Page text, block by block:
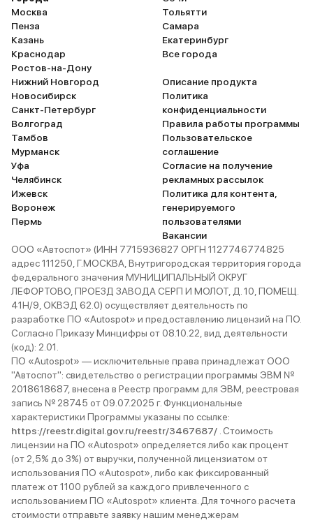
Москва
Пенза
Казань
Краснодар
Ростов-на-Дону
Нижний Новгород
Новосибирск
Санкт-Петербург
Волгоград
Тамбов
Мурманск
Уфа
Челябинск
Ижевск
Воронеж
Пермь
Тольятти
Самара
Екатеринбург
Все города
Описание продукта
Политика
конфиденциальности
Правила работы программы
Пользовательское
соглашение
Согласие на получение
рекламных рассылок
Политика для контента,
генерируемого
пользователями
Вакансии
ООО «Автоспот» (ИНН 7715936827 ОРГН 1127746774825
адрес 111250, Г.МОСКВА, Внутригородская территория города
федерального значения МУНИЦИПАЛЬНЫЙ ОКРУГ
ЛЕФОРТОВО, ПРОЕЗД ЗАВОДА СЕРП И МОЛОТ, Д. 10, ПОМЕЩ.
41Н/9, ОКВЭД 62.0) осуществляет деятельность по
разработке ПО «Autospot» и предоставлению лицензий на ПО.
Согласно Приказу Минцифры от 08.10.22, вид деятельности
(код): 2.01.
ПО «Autospot» — исключительные права принадлежат ООО
"Автоспот": свидетельство о регистрации программы ЭВМ №
2018618687, внесена в Реестр программ для ЭВМ, реестровая
запись № 28745 от 09.07.2025 г. Функциональные
характеристики Программы указаны по ссылке:
https://reestr.digital.gov.ru/reestr/3467687/ . Стоимость
лицензии на ПО «Autospot» определяется либо как процент
(от 2,5% до 3%) от выручки, полученной лицензиатом от
использования ПО «Autospot», либо как фиксированный
платеж от 1100 рублей за каждого привлеченного с
использованием ПО «Autospot» клиента. Для точного расчета
стоимости отправьте заявку нашим менеджерам